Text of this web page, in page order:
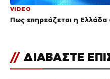
VIDEO
Πως επηρεάζεται η
// ΔΙΑΒΑΣΤΕ